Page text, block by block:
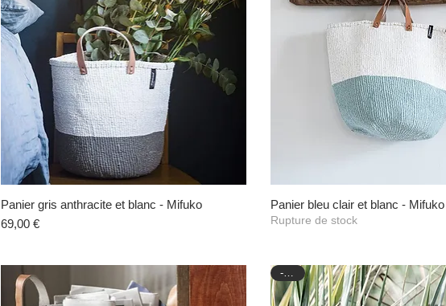
Aperçu rapide
Panier gris anthracite et blanc - Mifuko
Prix
69,00 €
Aperçu rapide
Panier bleu clair et blanc - Mifuko
Rupture de stock